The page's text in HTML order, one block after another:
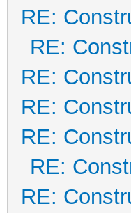
RE:
RE:
RE:
RE:
RE:
RE:
RE: